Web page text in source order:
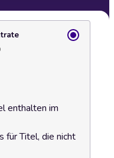
enthalten im
für Titel, die nicht